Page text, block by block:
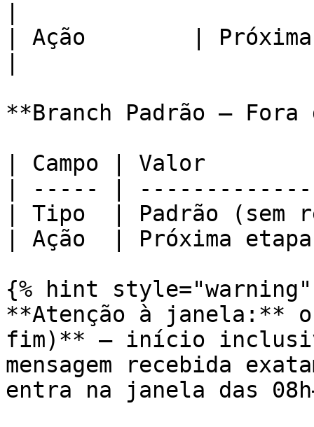
| Ação        | Próxima
**Branch Padrão —
| Campo | Valor
| ----- |
| Tipo  | Padrão
| Ação  | Próxima
{% hint style="warning"
**Atenção à
fim)** — início
mensagem recebida
entra na janela das